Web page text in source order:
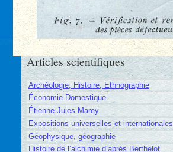
Articles scientifiques
Archéologie, Histoire, Ethnographie
Économie Domestique
Étienne-Jules Marey
Expositions universelles et internationales
Géophysique, géographie
Histoire de l’alchimie d’après Berthelot